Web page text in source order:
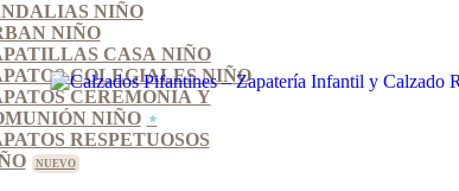
NIÑO
NIÑO
CASA NIÑO
COLEGIALES NIÑO
CEREMONIA Y
NIÑO
RESPETUOSOS